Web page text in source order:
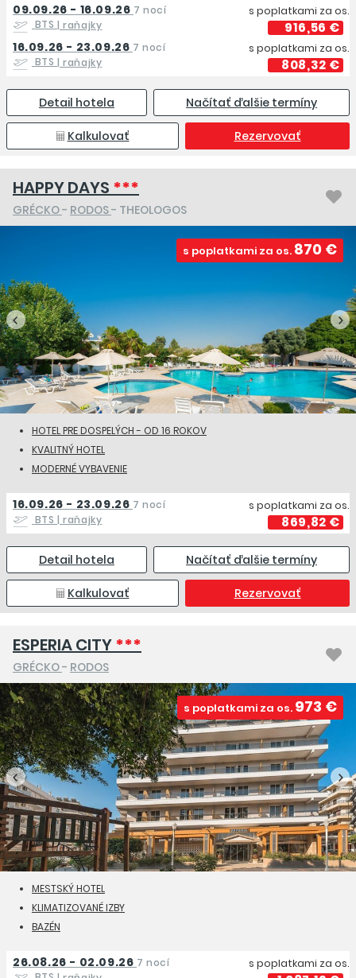
09.09.26 - 16.09.26 7 nocí
BTS| raňajky
s poplatkami za os.
916,56 €
16.09.26 - 23.09.26 7 nocí
BTS| raňajky
s poplatkami za os.
808,32 €
Detail hotela Načítať ďalšie termíny
Kalkulovať Rezervovať
HAPPY DAYS ***
GRÉCKO- RODOS- THEOLOGOS
s poplatkami za os. 870 €
HOTEL PRE DOSPELÝCH - OD 16 ROKOV
KVALITNÝ HOTEL
MODERNÉ VYBAVENIE
16.09.26 - 23.09.26 7 nocí
BTS| raňajky
s poplatkami za os.
869,82 €
Detail hotela Načítať ďalšie termíny
Kalkulovať Rezervovať
ESPERIA CITY***
GRÉCKO- RODOS
s poplatkami za os. 973 €
MESTSKÝ HOTEL
KLIMATIZOVANÉ IZBY
BAZÉN
26.08.26 - 02.09.26 7 nocí
s poplatkami za os.